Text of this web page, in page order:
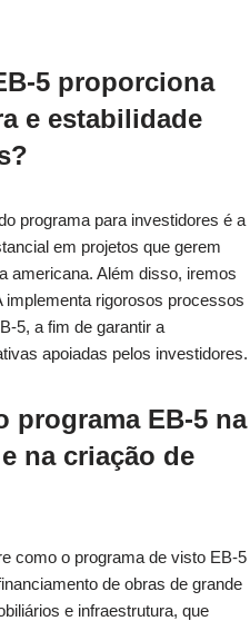
5 proporciona
e estabilidade
programa para investidores é a
em projetos que gerem
americana. Além disso, iremos
rigorosos processos
5, a fim de garantir a
apoiadas pelos investidores.
programa EB-5 na
na criação de
como o programa de visto EB-5
de obras de grande
e infraestrutura, que